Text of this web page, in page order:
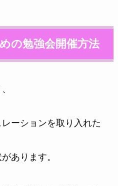
の勉強会開催方法
ーションを取り入れた
あります。